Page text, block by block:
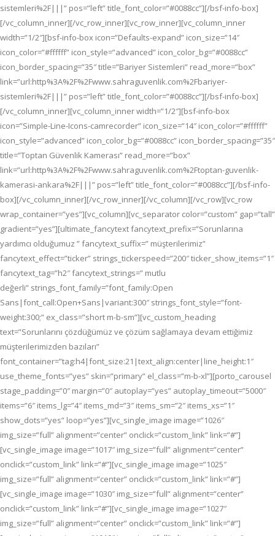
sistemleri%2F|||” pos=”left” title_font_color=”#0088cc”][/bsf-info-box]
[/vc_column_inner][/vc_row_inner][vc_row_inner][vc_column_inner
width=”1/2″][bsf-info-box icon=”Defaults-expand” icon_size=”14″
icon_color=”#ffffff” icon_style=”advanced” icon_color_bg=”#0088cc”
icon_border_spacing=”35″ title=”Bariyer Sistemleri” read_more=”box”
link=”url:http%3A%2F%2Fwww.sahraguvenlik.com%2Fbariyer-
sistemleri%2F|||” pos=”left” title_font_color=”#0088cc”][/bsf-info-box]
[/vc_column_inner][vc_column_inner width=”1/2″][bsf-info-box
icon=”Simple-Line-Icons-camrecorder” icon_size=”14″ icon_color=”#ffffff”
icon_style=”advanced” icon_color_bg=”#0088cc” icon_border_spacing=”35″
title=”Toptan Güvenlik Kamerası” read_more=”box”
link=”url:http%3A%2F%2Fwww.sahraguvenlik.com%2Ftoptan-guvenlik-
kamerasi-ankara%2F|||” pos=”left” title_font_color=”#0088cc”][/bsf-info-
box][/vc_column_inner][/vc_row_inner][/vc_column][/vc_row][vc_row
wrap_container=”yes”][vc_column][vc_separator color=”custom” gap=”tall”
gradient=”yes”][ultimate_fancytext fancytext_prefix=”Sorunlarına
yardımcı olduğumuz ” fancytext_suffix=” müşterilerimiz”
fancytext_effect=”ticker” strings_tickerspeed=”200″ ticker_show_items=”1″
fancytext_tag=”h2″ fancytext_strings=” mutlu
değerli” strings_font_family=”font_family:Open
Sans|font_call:Open+Sans|variant:300″ strings_font_style=”font-
weight:300;” ex_class=”short m-b-sm”][vc_custom_heading
text=”Sorunlarını çözdüğümüz ve çözüm sağlamaya devam ettiğimiz
müşterilerimizden bazıları”
font_container=”tag:h4|font_size:21|text_align:center|line_height:1″
use_theme_fonts=”yes” skin=”primary” el_class=”m-b-xl”][porto_carousel
stage_padding=”0″ margin=”0″ autoplay=”yes” autoplay_timeout=”5000″
items=”6″ items_lg=”4″ items_md=”3″ items_sm=”2″ items_xs=”1″
show_dots=”yes” loop=”yes”][vc_single_image image=”1026″
img_size=”full” alignment=”center” onclick=”custom_link” link=”#”]
[vc_single_image image=”1017″ img_size=”full” alignment=”center”
onclick=”custom_link” link=”#”][vc_single_image image=”1025″
img_size=”full” alignment=”center” onclick=”custom_link” link=”#”]
[vc_single_image image=”1030″ img_size=”full” alignment=”center”
onclick=”custom_link” link=”#”][vc_single_image image=”1027″
img_size=”full” alignment=”center” onclick=”custom_link” link=”#”]